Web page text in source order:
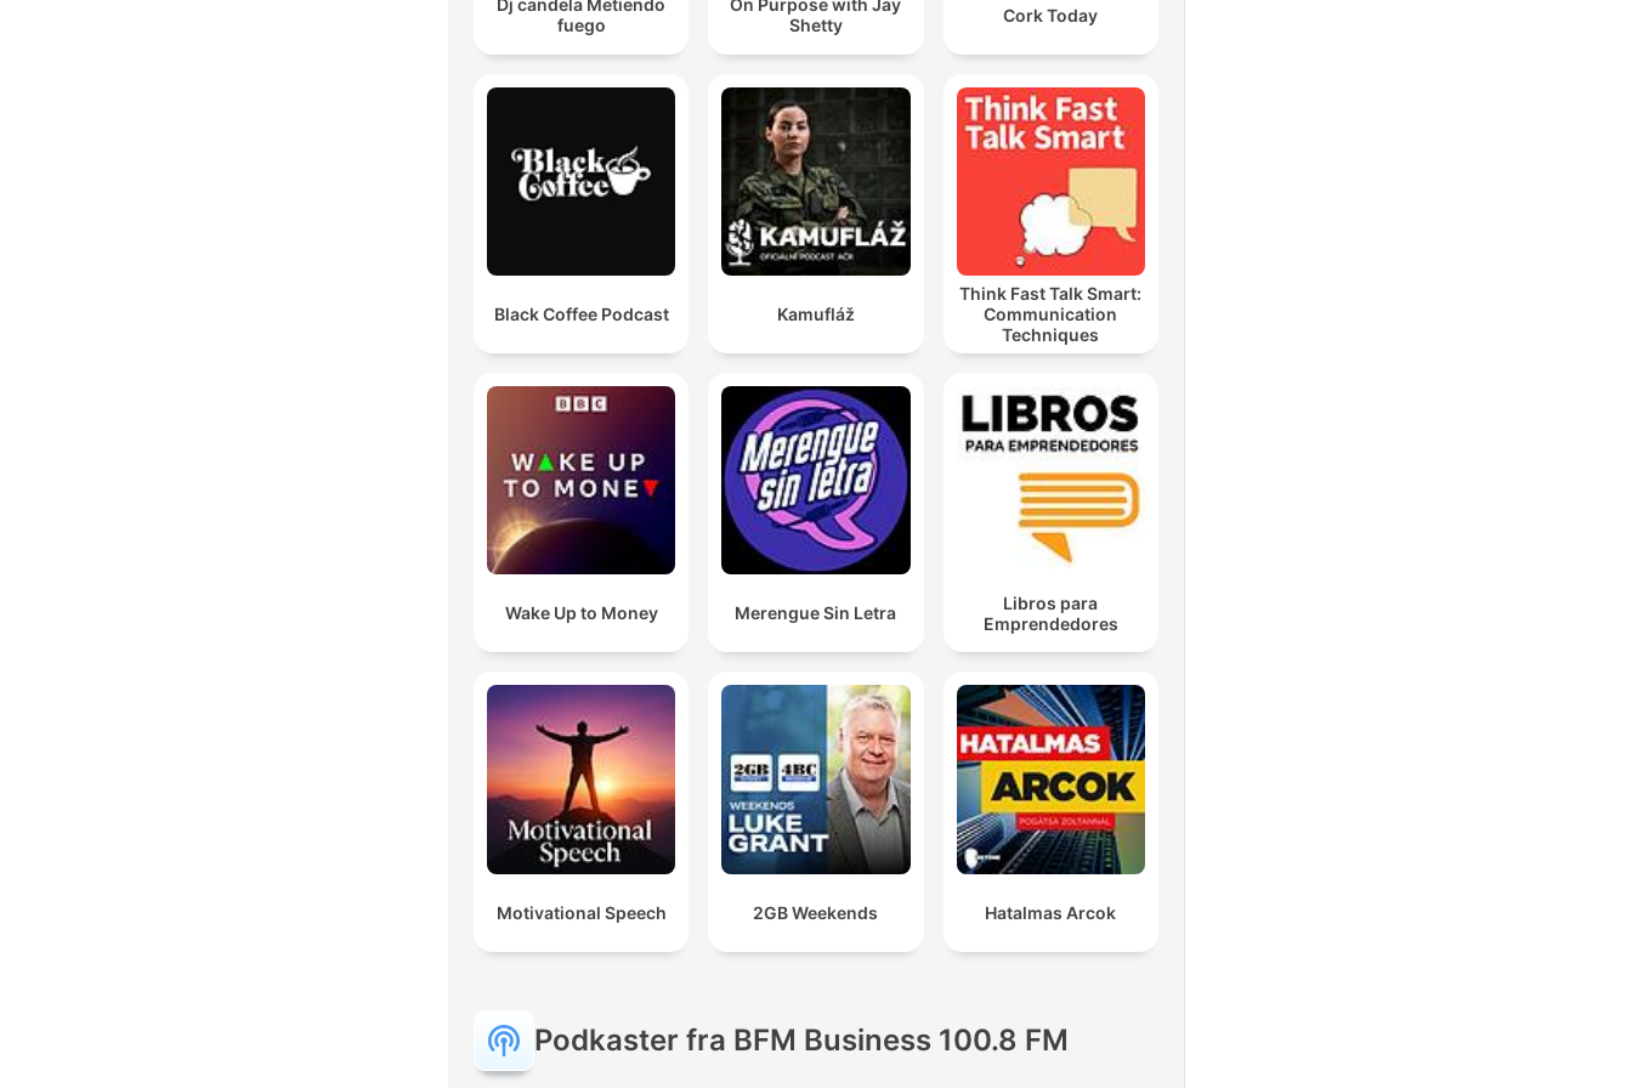
Dj candela Metiendo
fuego
On Purpose with Jay
Shetty
Cork Today
Black Coffee Podcast Kamufláž
Think Fast Talk Smart:
Communication
Techniques
Wake Up to Money Merengue Sin Letra
Libros para
Emprendedores
Motivational Speech 2GB Weekends Hatalmas Arcok
Podkaster fra BFM Business 100.8 FM